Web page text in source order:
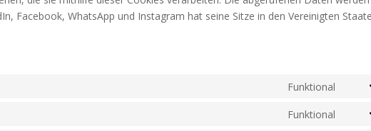
Facebook, WhatsApp und Instagram hat seine Sitze in den Vereinigten
Funktional
Funktional